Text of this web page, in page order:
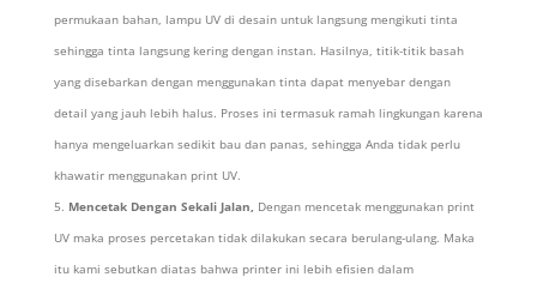
permukaan bahan, lampu UV di desain untuk langsung mengikuti tinta
sehingga tinta langsung kering dengan instan. Hasilnya, titik-titik basah
yang disebarkan dengan menggunakan tinta dapat menyebar dengan
detail yang jauh lebih halus. Proses ini termasuk ramah lingkungan karena
hanya mengeluarkan sedikit bau dan panas, sehingga Anda tidak perlu
khawatir menggunakan print UV.
Mencetak Dengan Sekali Jalan, Dengan mencetak menggunakan print
UV maka proses percetakan tidak dilakukan secara berulang-ulang. Maka
itu kami sebutkan diatas bahwa printer ini lebih efisien dalam